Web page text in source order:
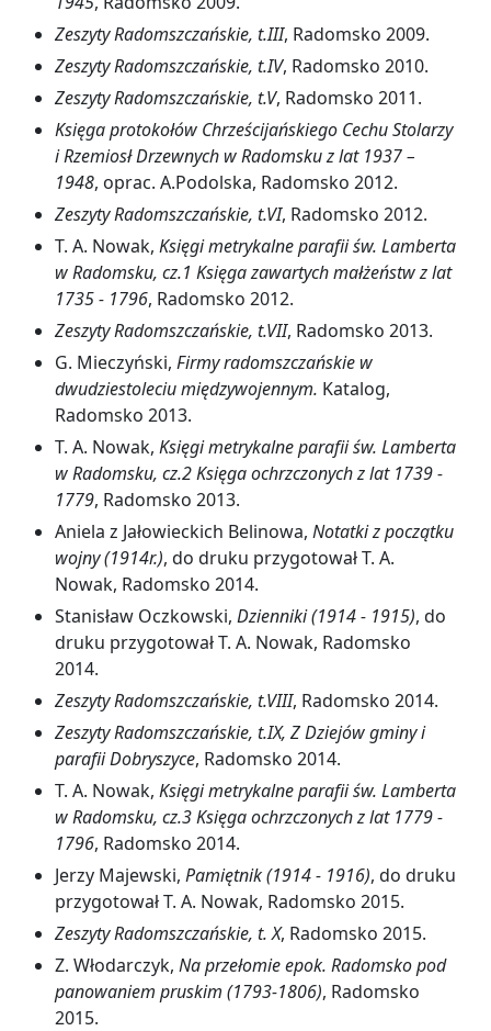
Zeszyty Radomszczańskie, t.III, Radomsko 2009.
Zeszyty Radomszczańskie, t.IV, Radomsko 2010.
Zeszyty Radomszczańskie, t.V, Radomsko 2011.
Księga protokołów Chrześcijańskiego Cechu Stolarzy
i Rzemiosł Drzewnych w Radomsku z lat 1937 –
1948, oprac. A.Podolska, Radomsko 2012.
Zeszyty Radomszczańskie, t.VI, Radomsko 2012.
T. A. Nowak, Księgi metrykalne parafii św. Lamberta
w Radomsku, cz.1 Księga zawartych małżeństw z lat
1735 - 1796, Radomsko 2012.
Zeszyty Radomszczańskie, t.VII, Radomsko 2013.
G. Mieczyński, Firmy radomszczańskie w
dwudziestoleciu międzywojennym. Katalog,
Radomsko 2013.
T. A. Nowak, Księgi metrykalne parafii św. Lamberta
w Radomsku, cz.2 Księga ochrzczonych z lat 1739 -
1779, Radomsko 2013.
Aniela z Jałowieckich Belinowa, Notatki z początku
wojny (1914r.), do druku przygotował T. A.
Nowak, Radomsko 2014.
Stanisław Oczkowski, Dzienniki (1914 - 1915), do
druku przygotował T. A. Nowak, Radomsko
2014.
Zeszyty Radomszczańskie, t.VIII, Radomsko 2014.
Zeszyty Radomszczańskie, t.IX, Z Dziejów gminy i
parafii Dobryszyce, Radomsko 2014.
T. A. Nowak, Księgi metrykalne parafii św. Lamberta
w Radomsku, cz.3 Księga ochrzczonych z lat 1779 -
1796, Radomsko 2014.
Jerzy Majewski, Pamiętnik (1914 - 1916), do druku
przygotował T. A. Nowak, Radomsko 2015.
Zeszyty Radomszczańskie, t. X, Radomsko 2015.
Z. Włodarczyk, Na przełomie epok. Radomsko pod
panowaniem pruskim (1793-1806), Radomsko
2015.